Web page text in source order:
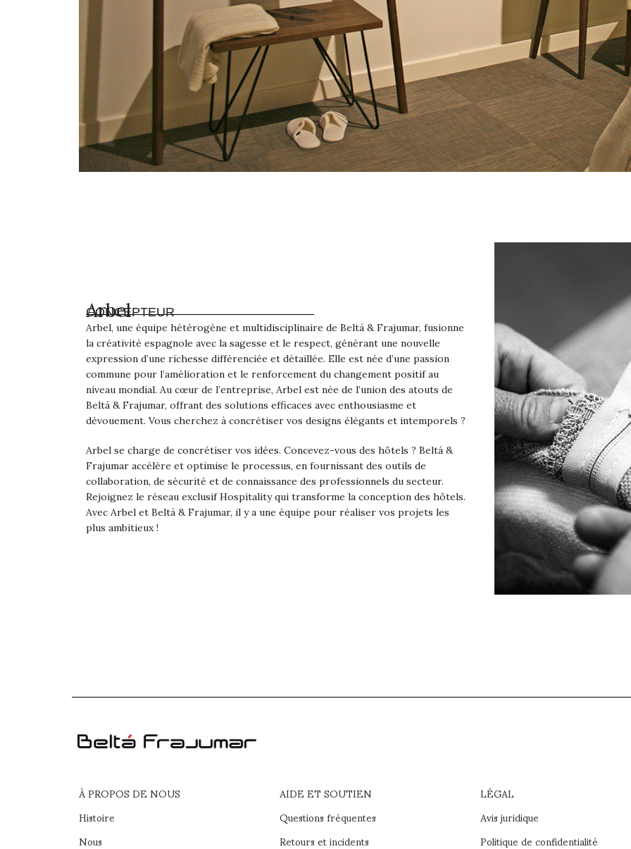
Arbel
CONCEPTEUR
Arbel, une équipe hétérogène et multidisciplinaire de Beltá & Frajumar, fusionne
la créativité espagnole avec la sagesse et le respect, générant une nouvelle
expression d’une richesse différenciée et détaillée. Elle est née d’une passion
commune pour l’amélioration et le renforcement du changement positif au
niveau mondial. Au cœur de l’entreprise, Arbel est née de l’union des atouts de
Beltá & Frajumar, offrant des solutions efficaces avec enthousiasme et
dévouement. Vous cherchez à concrétiser vos designs élégants et intemporels ?
Arbel se charge de concrétiser vos idées. Concevez-vous des hôtels ? Beltá &
Frajumar accélère et optimise le processus, en fournissant des outils de
collaboration, de sécurité et de connaissance des professionnels du secteur.
Rejoignez le réseau exclusif Hospitality qui transforme la conception des hôtels.
Avec Arbel et Beltá & Frajumar, il y a une équipe pour réaliser vos projets les
plus ambitieux !
À PROPOS DE NOUS
Histoire
Nous
AIDE ET SOUTIEN
Questions fréquentes
Retours et incidents
LÉGAL
Avis juridique
Politique de confidentialité